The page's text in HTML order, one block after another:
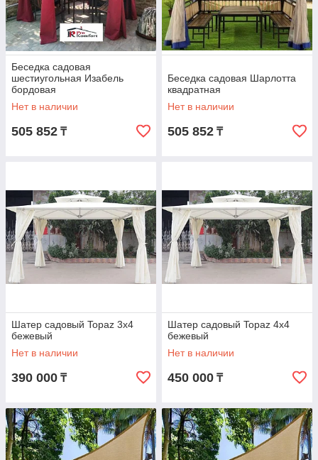
Беседка садовая
шестиугольная Изабель
бордовая
Нет в наличии
505 852 ₸
Беседка садовая Шарлотта
квадратная
Нет в наличии
505 852 ₸
Шатер садовый Topaz 3х4
бежевый
Нет в наличии
390 000 ₸
Шатер садовый Topaz 4х4
бежевый
Нет в наличии
450 000 ₸